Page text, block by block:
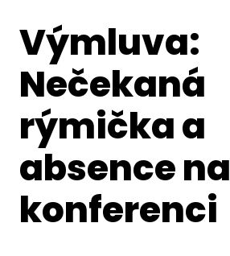
Výmluva:
Nečekaná
rýmička a
absence na
konferenci